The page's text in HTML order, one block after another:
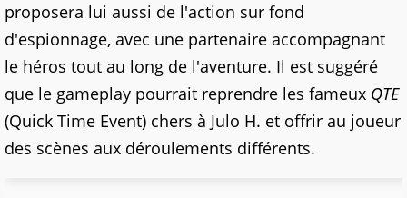
proposera lui aussi de l'action sur fond
d'espionnage, avec une partenaire accompagnant
le héros tout au long de l'aventure. Il est suggéré
que le gameplay pourrait reprendre les fameux QTE
(Quick Time Event) chers à Julo H. et offrir au joueur
des scènes aux déroulements différents.